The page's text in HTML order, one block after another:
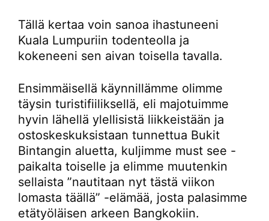
Tällä kertaa voin sanoa ihastuneeni
Kuala Lumpuriin todenteolla ja
kokeneeni sen aivan toisella tavalla.
Ensimmäisellä käynnillämme olimme
täysin turistifiiliksellä, eli majotuimme
hyvin lähellä ylellisistä liikkeistään ja
ostoskeskuksistaan tunnettua Bukit
Bintangin aluetta, kuljimme must see -
paikalta toiselle ja elimme muutenkin
sellaista ”nautitaan nyt tästä viikon
lomasta täällä” -elämää, josta palasimme
etätyöläisen arkeen Bangkokiin.